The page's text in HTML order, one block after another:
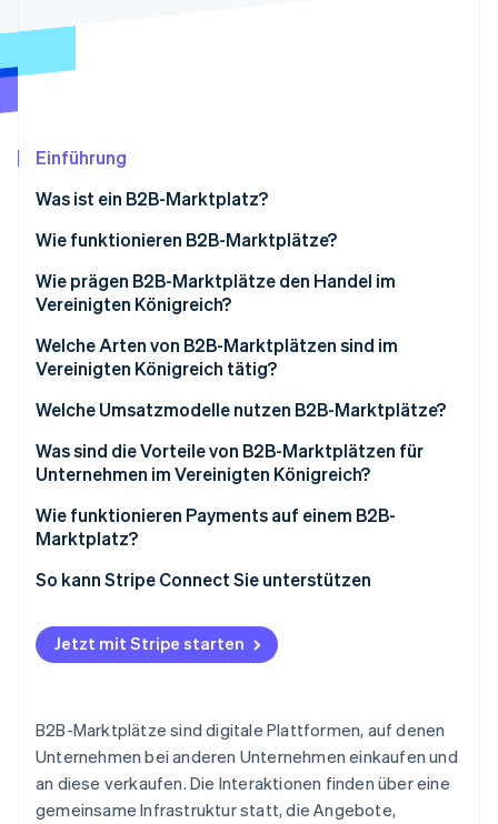
Identity
Online-Identitätsprüfung
Stripe-Sessions 2026
Erfahren Sie, wie Stripe Lösungen für die
Jetzt ansehen
Einführung
Was ist ein B2B-Marktplatz?
Wie funktionieren B2B-Marktplätze?
Wie prägen B2B-Marktplätze den Handel im
Vereinigten Königreich?
Welche Arten von B2B-Marktplätzen sind im
Vereinigten Königreich tätig?
Welche Umsatzmodelle nutzen B2B-Marktplätze?
Was sind die Vorteile von B2B-Marktplätzen für
Unternehmen im Vereinigten Königreich?
Wie funktionieren Payments auf einem B2B-
Marktplatz?
So kann Stripe Connect Sie unterstützen
Jetzt mit Stripe starten
B2B-Marktplätze sind digitale Plattformen, auf denen
Unternehmen bei anderen Unternehmen einkaufen und
an diese verkaufen. Die Interaktionen finden über eine
gemeinsame Infrastruktur statt, die Angebote,